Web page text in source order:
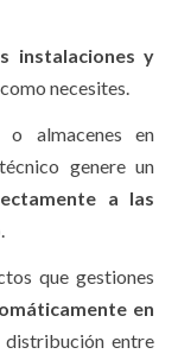
instalaciones y
como necesites.
o almacenes en
genere un
a las
.
que gestiones
en
distribución entre